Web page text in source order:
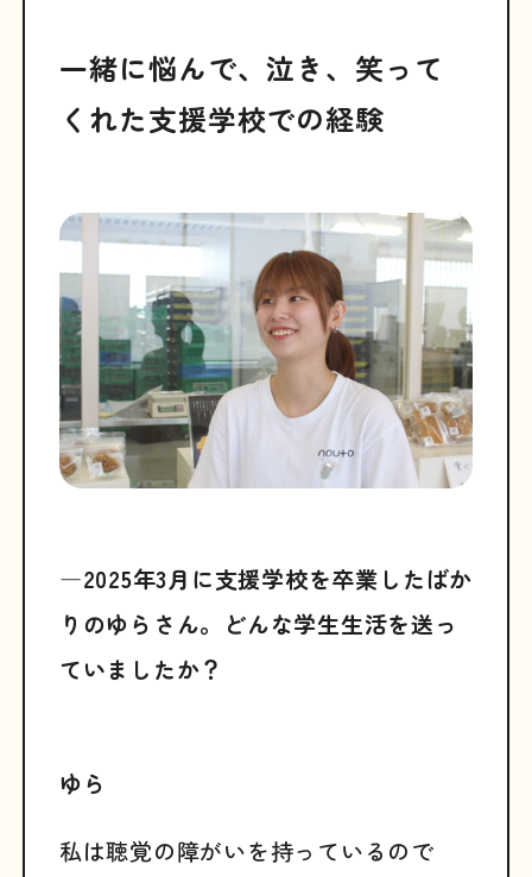
一緒に悩んで、泣き、笑って
くれた支援学校での経験
―2025年3月に支援学校を卒業したばか
りのゆらさん。どんな学生生活を送っ
ていましたか？
ゆら
私は聴覚の障がいを持っているので